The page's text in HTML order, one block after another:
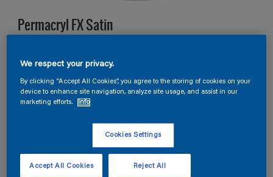
Permacryl FX Satin
G0.13.46
Kleur wijzigen
Aantal Verfcalculator
We respect your privacy.
By clicking “Accept All Cookies”, you agree to the storing of cookies on your
device to enhance site navigation, analyze site usage, and assist in our
marketing efforts.
Info
Cookies Settings
Reject All
Accept All Cookies